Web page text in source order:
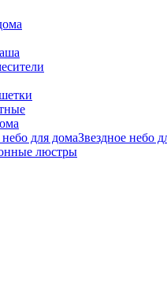
Звездное небо
люстры